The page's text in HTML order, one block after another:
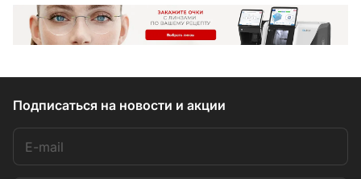
Подписаться на новости и акции